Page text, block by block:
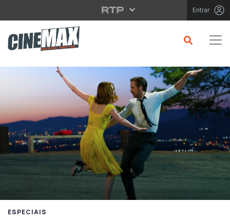
Saltar para o conteúdo principal Entrar
ESPECIAIS